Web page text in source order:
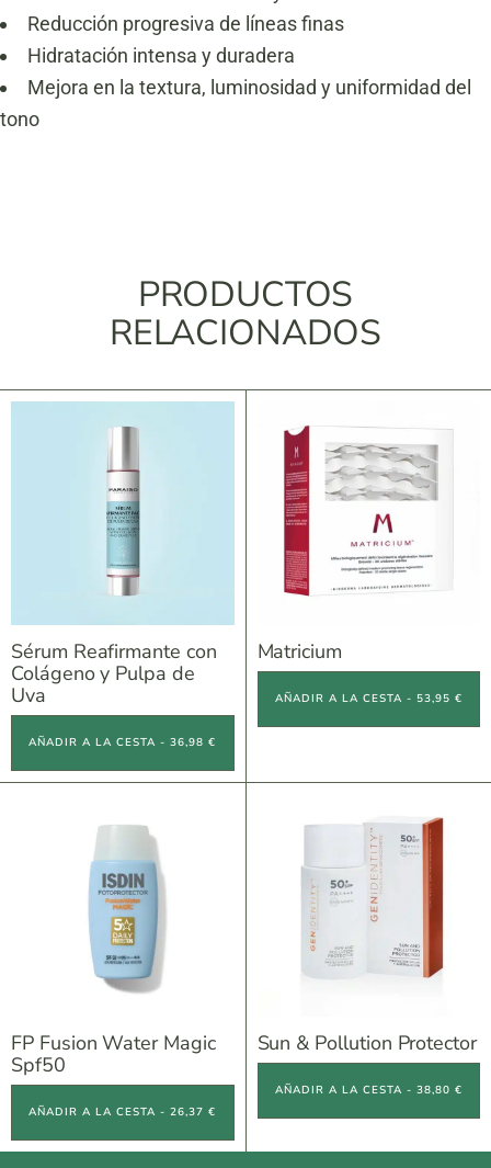
Reducción progresiva de líneas finas
Hidratación intensa y duradera
Mejora en la textura, luminosidad y uniformidad del
tono
PRODUCTOS
RELACIONADOS
Sérum Reafirmante con
Colágeno y Pulpa de
Uva
AÑADIR A LA CESTA - 36,98 €
Matricium
AÑADIR A LA CESTA - 53,95 €
FP Fusion Water Magic
Spf50
AÑADIR A LA CESTA - 26,37 €
Sun & Pollution Protector
AÑADIR A LA CESTA - 38,80 €